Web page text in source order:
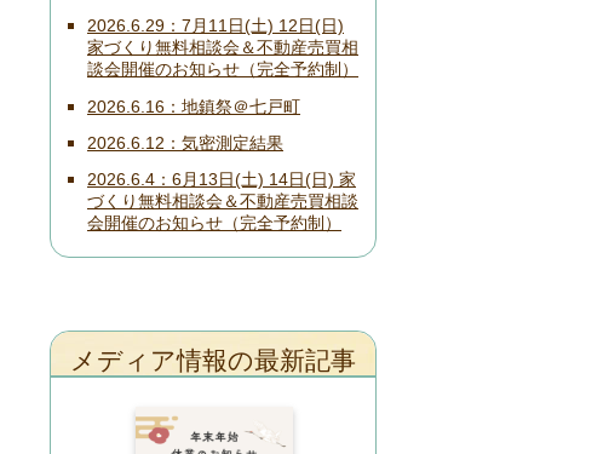
2026.6.29
7月11日(土) 12日(日)
家づくり無料相談会＆不動産売買相
談会開催のお知らせ（完全予約制）
2026.6.16
地鎮祭＠七戸町
2026.6.12
気密測定結果
2026.6.4
6月13日(土) 14日(日) 家
づくり無料相談会＆不動産売買相談
会開催のお知らせ（完全予約制）
メディア情報の最新記事